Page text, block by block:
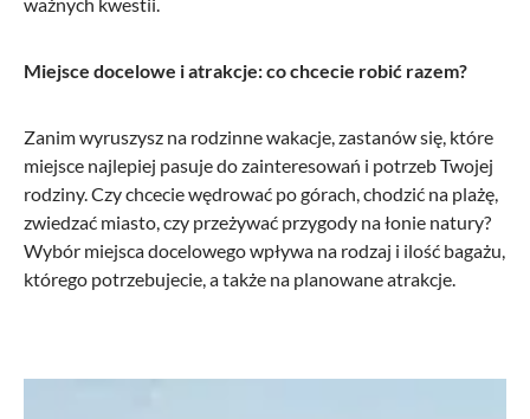
Miejsce docelowe i atrakcje: co chcecie robić razem?
Zanim wyruszysz na rodzinne wakacje, zastanów się, które
miejsce najlepiej pasuje do zainteresowań i potrzeb Twojej
rodziny. Czy chcecie wędrować po górach, chodzić na plażę,
zwiedzać miasto, czy przeżywać przygody na łonie natury?
Wybór miejsca docelowego wpływa na rodzaj i ilość bagażu,
którego potrzebujecie, a także na planowane atrakcje.